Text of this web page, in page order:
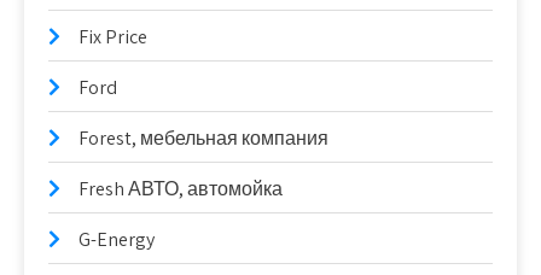
Fix Price
Ford
Forest, мебельная компания
Fresh АВТО, автомойка
G-Energy